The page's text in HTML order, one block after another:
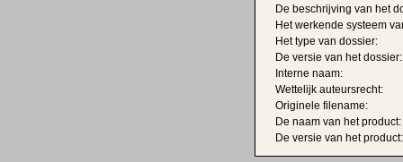
De beschrijving van het
Het werkende systeem
Het type van dossier:
De versie van het dossier:
Interne naam:
Wettelijk auteursrecht:
Originele filename:
De naam van het product:
De versie van het product: